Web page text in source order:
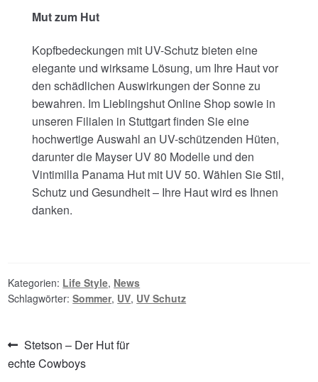
Mut zum Hut
Kopfbedeckungen mit UV-Schutz bieten eine
elegante und wirksame Lösung, um Ihre Haut vor
den schädlichen Auswirkungen der Sonne zu
bewahren. Im Lieblingshut Online Shop sowie in
unseren Filialen in Stuttgart finden Sie eine
hochwertige Auswahl an UV-schützenden Hüten,
darunter die Mayser UV 80 Modelle und den
Vintimilla Panama Hut mit UV 50. Wählen Sie Stil,
Schutz und Gesundheit – Ihre Haut wird es Ihnen
danken.
Kategorien: Life Style, News
Schlagwörter:Sommer, UV, UV Schutz
Beitragsnavigation
Vorheriger
Beitrag:
Stetson – Der Hut für
echte Cowboys